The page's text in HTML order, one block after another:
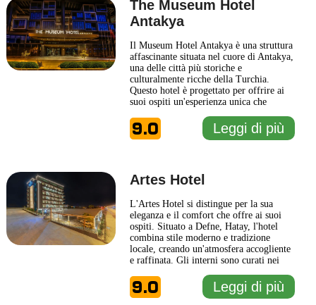
The Museum Hotel
Antakya
Il Museum Hotel Antakya è una struttura
affascinante situata nel cuore di Antakya,
una delle città più storiche e
culturalmente ricche della Turchia.
Questo hotel è progettato per offrire ai
suoi ospiti un'esperienza unica che
alla storia locale. Ogni camera è arredate
con gusto, riflettendo l'arte e la cultura
9.0 Leggi di più
Artes Hotel
L'Artes Hotel si distingue per la sua
eleganza e il comfort che offre ai suoi
ospiti. Situato a Defne, Hatay, l'hotel
combina stile moderno e tradizione
locale, creando un'atmosfera accogliente
e raffinata. Gli interni sono curati nei
cultura della regione. Gli spazi comuni,
come la hall e il ristorante, sono pensati
9.0 Leggi di più